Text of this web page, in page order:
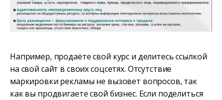
Например, продаёте свой курс и делитесь ссылкой
на свой сайт в своих соцсетях. Отсутствие
маркировки рекламы не вызовет вопросов, так
как вы продвигаете свой бизнес. Если поделиться